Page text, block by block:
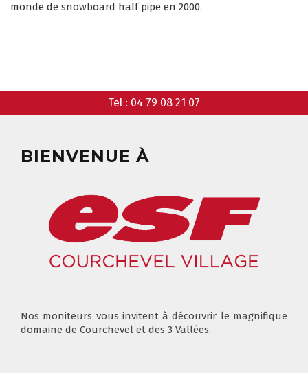
DÉPART DES COURS
À PARTIR DE 400€
monde de snowboard half pipe en 2000.
Tel : 04 79 08 21 07
BIENVENUE À
Nos moniteurs vous invitent à découvrir le magnifique
domaine de Courchevel et des 3 Vallées.